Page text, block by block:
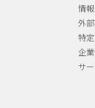
情
外
特
企
サ